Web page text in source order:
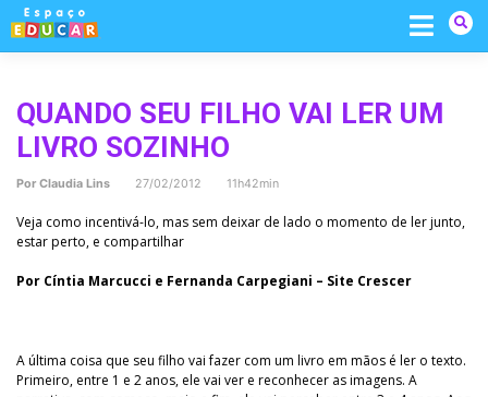
Skip
content
QUANDO SEU FILHO VAI LER UM
LIVRO SOZINHO
Por Claudia Lins 27/02/2012 11h42min
Veja como incentivá-lo, mas sem deixar de lado o momento de ler junto,
estar perto, e compartilhar
Por Cíntia Marcucci e Fernanda Carpegiani – Site Crescer
A última coisa que seu filho vai fazer com um livro em mãos é ler o texto.
Primeiro, entre 1 e 2 anos, ele vai ver e reconhecer as imagens. A